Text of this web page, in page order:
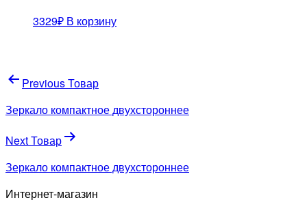
3329₽ В корзину
Навигация
по
записям
Previous Товар
Зеркало компактное двухстороннее
Next Товар
Зеркало компактное двухстороннее
Интернет-магазин